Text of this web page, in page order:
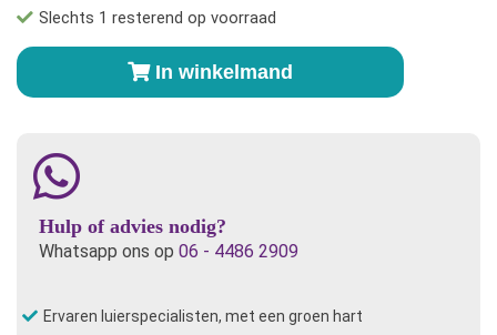
Slechts 1 resterend op voorraad
HappyBear
Overbroekje
In winkelmand
Hulp of advies nodig?
Whatsapp ons op 06 - 4486 2909
Ervaren luierspecialisten, met een groen hart